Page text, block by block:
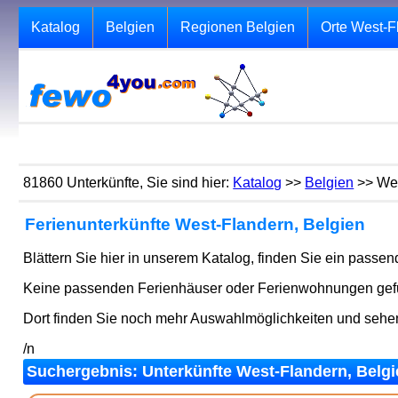
Katalog Belgien Regionen Belgien Orte West-
81860 Unterkünfte, Sie sind hier: Katalog >> Belgien >>
Ferienunterkünfte West-Flandern, Belgien
Blättern Sie hier in unserem Katalog, finden Sie ein
Keine passenden Ferienhäuser oder Ferienwohnungen
Dort finden Sie noch mehr Auswahlmöglichkeiten und
/n
Suchergebnis: Unterkünfte West-Flandern,